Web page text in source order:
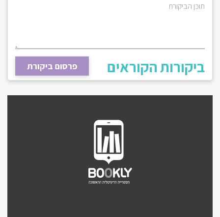
תוכן הביקורת
פרסום ביקורת ביקורות הקוראים